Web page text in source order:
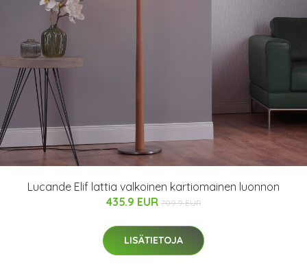
Lucande Elif lattia valkoinen kartiomainen luonnon
435.9 EUR 709.9 EUR
LISÄTIETOJA